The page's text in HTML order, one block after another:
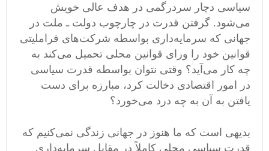
سیاسی دچار سردرگمی‌ در هدف عالی خویش
می‌شود. گرفتن قدرت در چارچوب دولت ـ ملت در
جهانی که سرمایه‌داری بواسطه شرکت‌های فراملیتی
قوانین خود را ورای قوانین محلی تحمیل می‌کند به
چه کار می‌آید؟ وقتی نتوان بواسطه قدرت سیاسی
در امور اقتصادی دخالت کرد، مبارزه برای دست
یافتن به آن به چه درد می‌خورد؟
بدیهی است که ما هنوز در جهانی زندگی نمی‌کنیم که
قدرت سیاسی محلی کاملاً در مقابل سرمایه‌داری